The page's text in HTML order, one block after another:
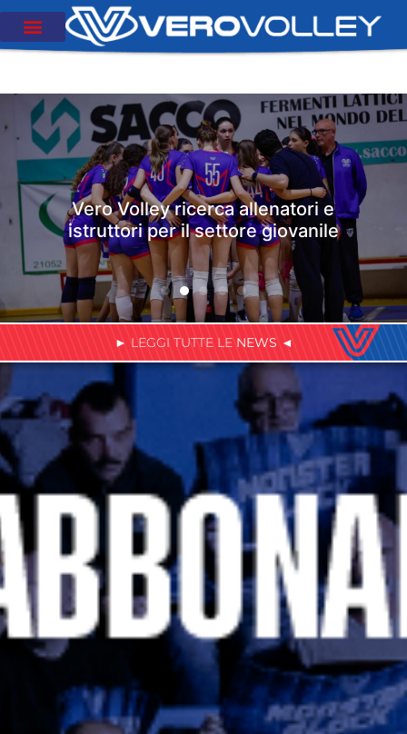
Vero Volley ricerca allenatori e
istruttori per il settore giovanile
► LEGGI TUTTE LE NEWS ◄